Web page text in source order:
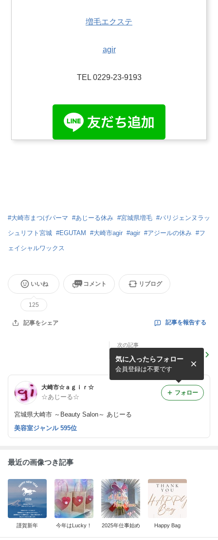
増毛エクステ
agir
TEL 0229-23-9193
#大崎市まつげパーマ #あじーる休み #宮城県増毛 #パリジェンヌラッ
シュリフト宮城 #EGUTAM #大崎市agir #agir #アジールの休み #フ
ェイシャルワックス
いいね
125
コメント リブログ
記事をシェア 記事を報告する
次の記事
大崎市☆ａｇｉｒ☆
☆あじーる☆
宮城県大崎市 ～Beauty Salon～ あじーる
気に入ったらフォロー
会員登録は不要です
フォロー
美容室ジャンル 595位
最近の画像つき記事
謹賀新年 今年はLucky！ 2025年仕事始め Happy Bag